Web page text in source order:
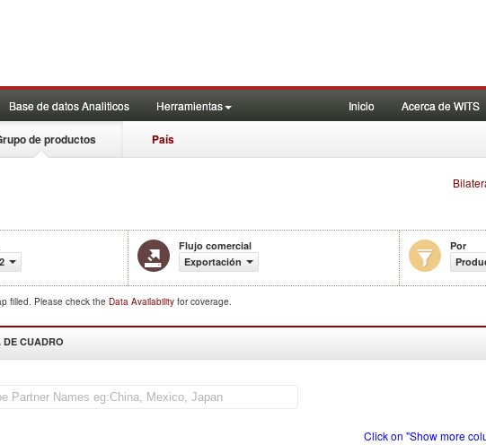
Base de datos Analiticos Herramientas Inicio Acerca de WITS
de productos País
Flujo comercial
Exportación
Por
filled. Please check the Data Availability for coverage.
DE CUADRO
Click on "Show more